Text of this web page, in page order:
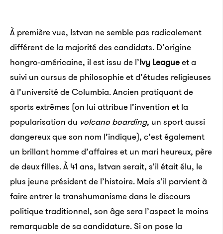
À première vue, Istvan ne semble pas radicalement
différent de la majorité des candidats. D’origine
hongro-américaine, il est issu de l’Ivy Leagueet a
suivi un cursus de philosophie et d’études religieuses
à l’université de Columbia. Ancien pratiquant de
sports extrêmes (on lui attribue l’invention et la
popularisation du volcano boarding, un sport aussi
dangereux que son nom l’indique), c’est également
un brillant homme d’affaires et un mari heureux, père
de deux filles. À 41 ans, Istvan serait, s’il était élu, le
plus jeune président de l’histoire. Mais s’il parvient à
faire entrer le transhumanisme dans le discours
politique traditionnel, son âge sera l’aspect le moins
remarquable de sa candidature. Si on pose la